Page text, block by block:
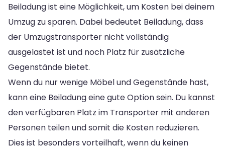
Beiladung ist eine Möglichkeit, um Kosten bei deinem
Umzug zu sparen. Dabei bedeutet Beiladung, dass
der Umzugstransporter nicht vollständig
ausgelastet ist und noch Platz für zusätzliche
Gegenstände bietet.
Wenn du nur wenige Möbel und Gegenstände hast,
kann eine Beiladung eine gute Option sein. Du kannst
den verfügbaren Platz im Transporter mit anderen
Personen teilen und somit die Kosten reduzieren.
Dies ist besonders vorteilhaft, wenn du keinen